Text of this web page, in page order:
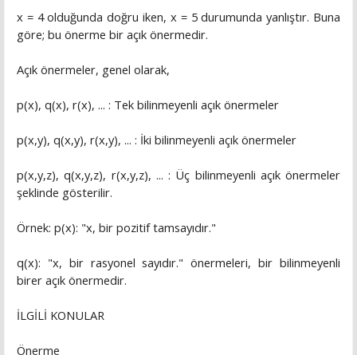
x = 4 olduğunda doğru iken, x = 5 durumunda yanlıştır. Buna
göre; bu önerme bir açık önermedir.
Açık önermeler, genel olarak,
p(x), q(x), r(x), ... : Tek bilinmeyenli açık önermeler
p(x,y), q(x,y), r(x,y), ... : İki bilinmeyenli açık önermeler
p(x,y,z), q(x,y,z), r(x,y,z), ... : Üç bilinmeyenli açık önermeler
şeklinde gösterilir.
Örnek: p(x): "x, bir pozitif tamsayıdır."
q(x): "x, bir rasyonel sayıdır." önermeleri, bir bilinmeyenli
birer açık önermedir.
İLGİLİ KONULAR
Önerme